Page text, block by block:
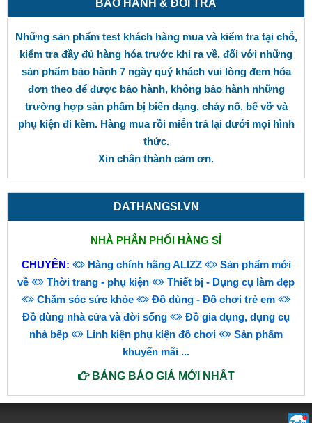
BẢO HÀNH & ĐỔI TRẢ
Những sản phẩm test khách hàng mua và kiểm tra tại chỗ,
kiểm tra đầy đủ hàng hóa trước khi ra về, đối với những
sản phẩm bảo hành 7 ngày quý khách vui lòng đem hóa
đơn theo để được bảo hành, không bảo hành những
trường hợp sản phẩm bị biến dạng, cháy nổ, bể vỡ và
phụ kiện đi kèm. Hàng mua rồi miễn trả lại dưới mọi hình
thức.
Xin chân thành cảm ơn.
DATHANGSI.VN
NHÀ PHÂN PHỐI HÀNG SỈ
CHUYÊN: Hàng chính hãng ALIZZ
Sản phẩm mới
về
Thời trang - phụ kiện
Thiết bị - Dụng cụ làm đẹp
Chăm sóc sức khỏe
Đồ dùng - Đồ chơi trẻ em
Đồ dùng nhà cửa và đời sống
Đồ gia dụng, dụng cụ
nhà bếp
Linh kiện phụ kiện đồ chơi
Sản phẩm
khuyến mãi ...
BẢNG BÁO GIÁ MỚI NHẤT